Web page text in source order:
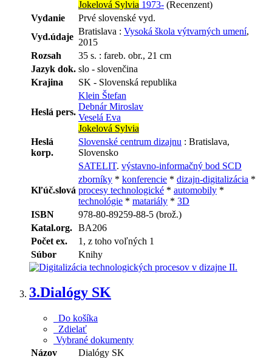
Jokelová Sylvia 1973- (Recenzent)
Vydanie
Prvé slovenské vyd.
Vyd.údaje
Bratislava : Vysoká škola výtvarných umení,
2015
Rozsah
35 s. : fareb. obr., 21 cm
Jazyk dok. slo - slovenčina
Krajina
SK - Slovenská republika
Heslá pers.
Klein Štefan
Debnár Miroslav
Veselá Eva
Jokelová Sylvia
Heslá
korp.
Slovenské centrum dizajnu : Bratislava,
Slovensko
SATELIT. výstavno-informačný bod SCD
Kľúč.slová
zborníky * konferencie * dizajn-digitalizácia *
procesy technologické * automobily *
technológie * matariály * 3D
ISBN
978-80-89259-88-5 (brož.)
Katal.org. BA206
Počet ex.
1, z toho voľných 1
Súbor
Knihy
3.Dialógy SK
Do košíka
Zdielať
Vybrané dokumenty
Názov
Dialógy SK